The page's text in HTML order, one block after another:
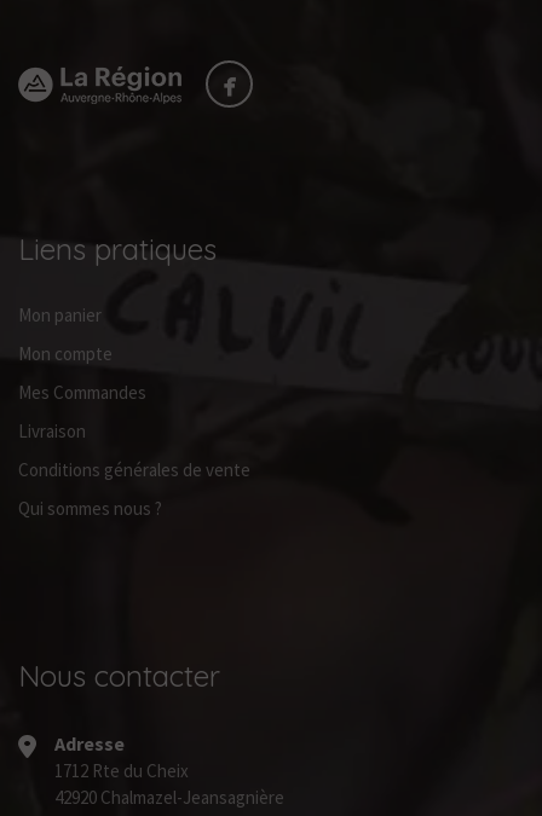
Liens pratiques
Mon panier
Mon compte
Mes Commandes
Livraison
Conditions générales de vente
Qui sommes nous ?
Nous contacter
Adresse
1712 Rte du Cheix
42920 Chalmazel-Jeansagnière